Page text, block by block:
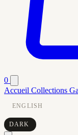
0
Accueil Collections
ENGLISH
DARK